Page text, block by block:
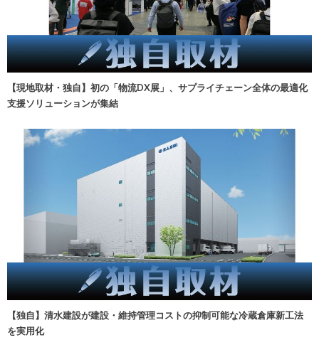
【現地取材・独自】初の「物流DX展」、サプライチェーン全体の最適化
支援ソリューションが集結
【独自】清水建設が建設・維持管理コストの抑制可能な冷蔵倉庫新工法
を実用化